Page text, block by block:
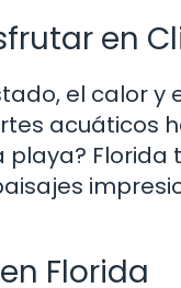
en
el calor
acuáticos
Florida